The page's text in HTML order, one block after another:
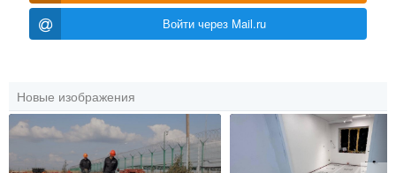
Войти через Mail.ru
Новые изображения